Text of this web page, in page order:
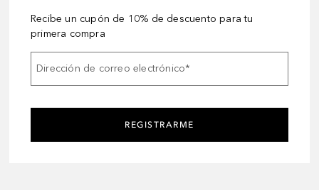
Recibe un cupón de 10% de descuento para tu
primera compra
Dirección de correo electrónico*
REGISTRARME